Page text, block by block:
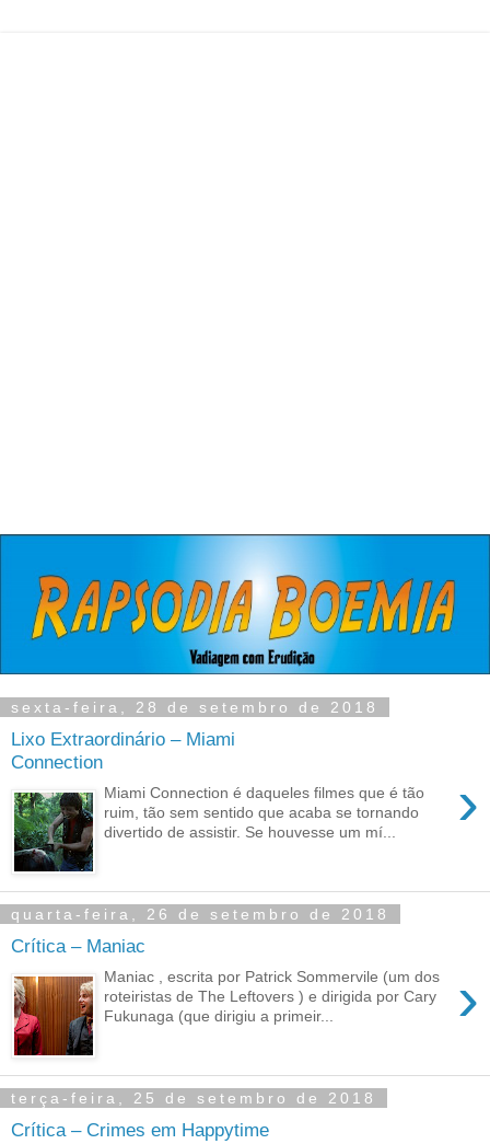
sexta-feira, 28 de setembro de 2018
Lixo Extraordinário – Miami
Connection
›
Miami Connection é daqueles filmes que é tão
ruim, tão sem sentido que acaba se tornando
divertido de assistir. Se houvesse um mí...
quarta-feira, 26 de setembro de 2018
Crítica – Maniac
›
Maniac , escrita por Patrick Sommervile (um dos
roteiristas de The Leftovers ) e dirigida por Cary
Fukunaga (que dirigiu a primeir...
terça-feira, 25 de setembro de 2018
Crítica – Crimes em Happytime